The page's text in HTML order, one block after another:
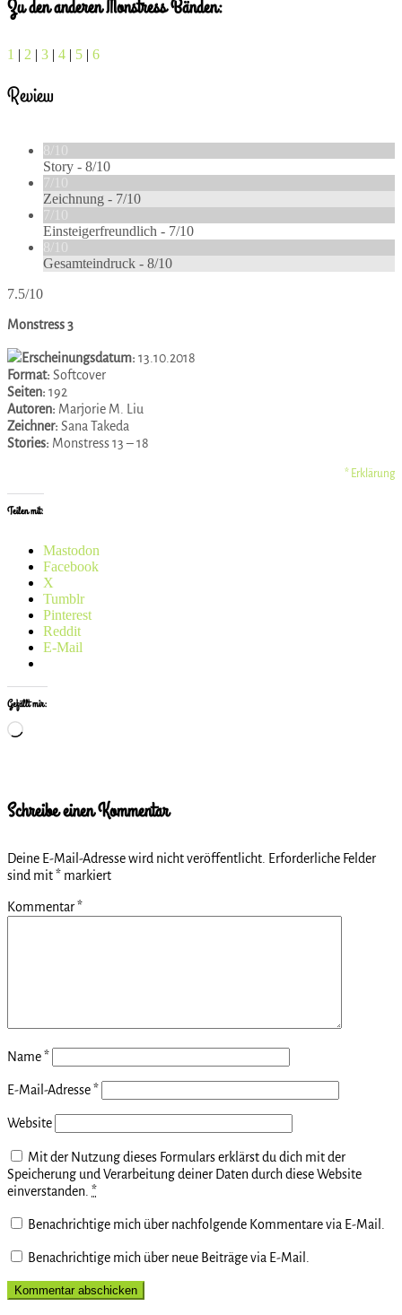
Zu den anderen Monstress Bänden:
1 | 2 | 3 | 4 | 5 | 6
Review
8/10
Story - 8/10
7/10
Zeichnung - 7/10
7/10
Einsteigerfreundlich - 7/10
8/10
Gesamteindruck - 8/10
7.5/10
Monstress 3
Erscheinungsdatum: 13.10.2018
Format: Softcover
Seiten: 192
Autoren: Marjorie M. Liu
Zeichner: Sana Takeda
Stories: Monstress 13 – 18
* Erklärung
Teilen mit:
Mastodon
Facebook
X
Tumblr
Pinterest
Reddit
E-Mail
Gefällt mir:
Wird
Schreibe einen Kommentar
Deine E-Mail-Adresse wird nicht veröffentlicht. Erforderliche Felder
sind mit* markiert
Kommentar*
Name*
E-Mail-Adresse*
Website
Mit der Nutzung dieses Formulars erklärst du dich mit der
Speicherung und Verarbeitung deiner Daten durch diese Website
einverstanden. *
Benachrichtige mich über nachfolgende Kommentare via E-Mail.
Benachrichtige mich über neue Beiträge via E-Mail.